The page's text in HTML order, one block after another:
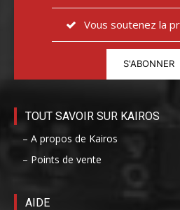
Vous soutenez la
S'ABONNER
TOUT SAVOIR SUR KAIROS
– A propos de Kairos
– Points de vente
AIDE